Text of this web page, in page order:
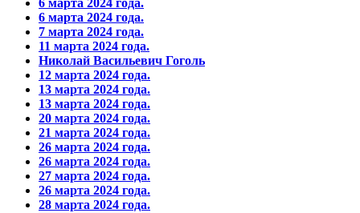
6 марта 2024 года.
7 марта 2024 года.
11 марта 2024 года.
Николай Васильевич Гоголь
12 марта 2024 года.
13 марта 2024 года.
13 марта 2024 года.
20 марта 2024 года.
21 марта 2024 года.
26 марта 2024 года.
26 марта 2024 года.
27 марта 2024 года.
26 марта 2024 года.
28 марта 2024 года.